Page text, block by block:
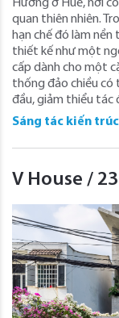
Hương ở Huế, nơi
quan thiên nhiên.
hạn chế đó làm
thiết kế như một
cấp dành cho một
thống đảo chiều có
đầu, giảm thiểu tác
Sáng tác kiến trúc
V House /